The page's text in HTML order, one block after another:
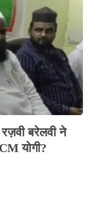
बरेलवी ने
योगी?